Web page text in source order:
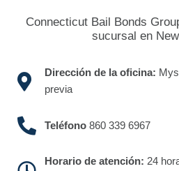
Connecticut Bail Bonds
sucursal en
Dirección de la oficina:
previa
Teléfono860 339 6967
Horario de atención: 24